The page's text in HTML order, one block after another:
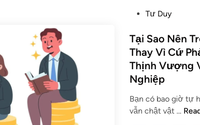
Tư Duy
Tại Sao Nên
Thay Vì Cứ
Thịnh Vượng
Nghiệp
Bạn có bao giờ tự
vẫn chật vật …